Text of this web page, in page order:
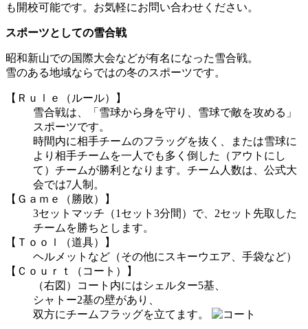
も開校可能です。お気軽にお問い合わせください。
スポーツとしての雪合戦
昭和新山での国際大会などが有名になった雪合戦。
雪のある地域ならではの冬のスポーツです。
【Ｒｕｌｅ（ルール）】
雪合戦は、「雪球から身を守り、雪球で敵を攻める」
スポーツです。
時間内に相手チームのフラッグを抜く、または雪球に
より相手チームを一人でも多く倒した（アウトにし
て）チームが勝利となります。チーム人数は、公式大
会では7人制。
【Ｇａｍｅ（勝敗）】
3セットマッチ（1セット3分間）で、2セット先取した
チームを勝ちとします。
【Ｔｏｏｌ（道具）】
ヘルメットなど（その他にスキーウエア、手袋など）
【Ｃｏｕｒｔ（コート）】
（右図）コート内にはシェルター5基、
シャトー2基の壁があり、
双方にチームフラッグを立てます。